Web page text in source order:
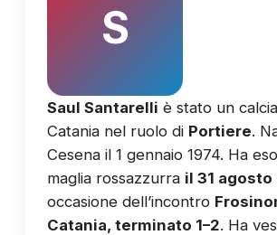
S
Saul Santarelli è stato un
Catania nel ruolo di Portiere.
Cesena il 1 gennaio 1974. Ha
maglia rossazzurra il 31 agosto
occasione dell’incontro
Catania, terminato 1–2. Ha